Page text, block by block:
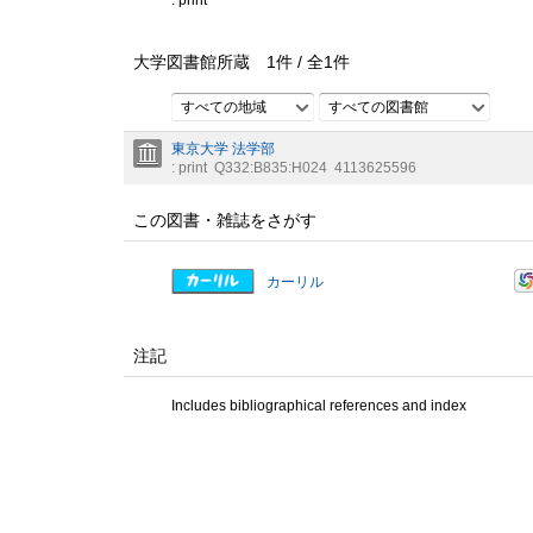
大学図書館所蔵 1件 / 全1件
すべての地域 すべての図書館
東京大学 法学部
: print Q332:B835:H024 4113625596
この図書・雑誌をさがす
カーリル
注記
Includes bibliographical references and index